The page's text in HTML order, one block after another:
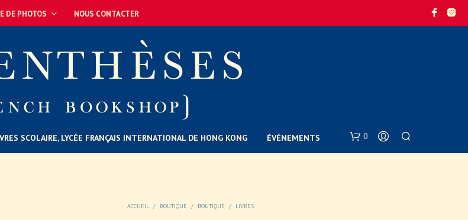
DE PHOTOS NOUS CONTACTER
SCOLAIRE, LYCÉE FRANÇAIS INTERNATIONAL DE HONG KONG ÉVÉNEMENTS 0
ACCUEIL / BOUTIQUE / BOUTIQUE / LIVRES